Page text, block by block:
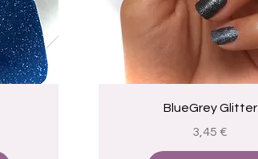
Aperçu rapide
BlueGrey Glitter
Prix
3,45 €